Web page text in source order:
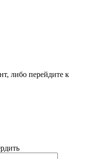
либо перейдите к